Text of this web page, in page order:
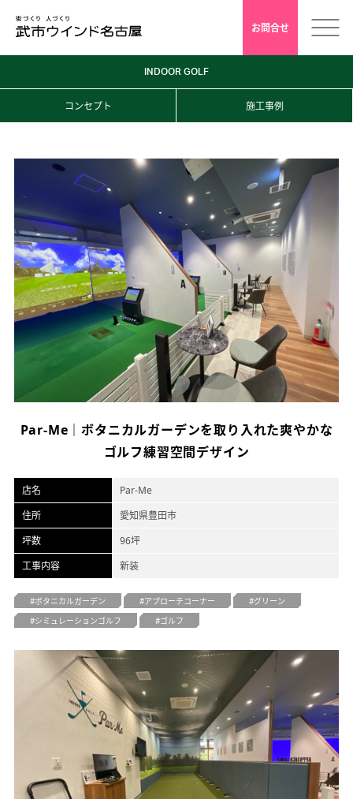
安心クレド
採用情報
店舗デザイン
インドアゴルフ
オフィスデザイン
不動産情報
お問合せ
INDOOR GOLF
コンセプト 施工事例
Par-Me｜ボタニカルガーデンを取り入れた爽やかな
ゴルフ練習空間デザイン
店名
Par-Me
住所
愛知県豊田市
坪数
96坪
工事内容
新装
ボタニカルガーデン アプローチコーナー
グリーン
シミュレーションゴルフ
ゴルフ